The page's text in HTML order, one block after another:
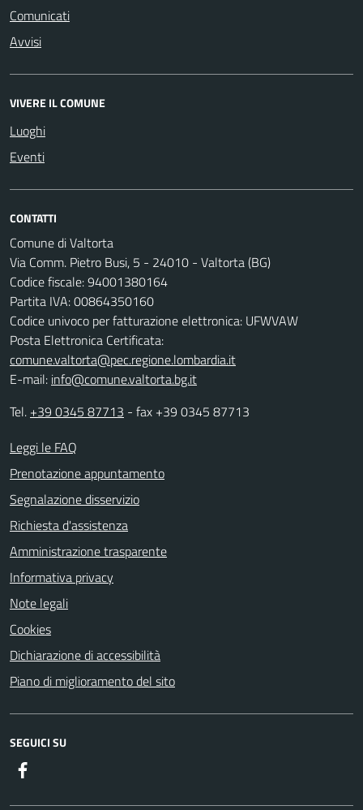
Comunicati
Avvisi
VIVERE IL COMUNE
Luoghi
Eventi
CONTATTI
Comune di Valtorta
Via Comm. Pietro Busi, 5 - 24010 - Valtorta (BG)
Codice fiscale: 94001380164
Partita IVA: 00864350160
Codice univoco per fatturazione elettronica: UFWVAW
Posta Elettronica Certificata:
comune.valtorta@pec.regione.lombardia.it
E-mail: info@comune.valtorta.bg.it
Tel. +39 0345 87713 - fax +39 0345 87713
Leggi le FAQ
Prenotazione appuntamento
Segnalazione disservizio
Richiesta d'assistenza
Amministrazione trasparente
Informativa privacy
Note legali
Cookies
Dichiarazione di accessibilità
Piano di miglioramento del sito
SEGUICI SU